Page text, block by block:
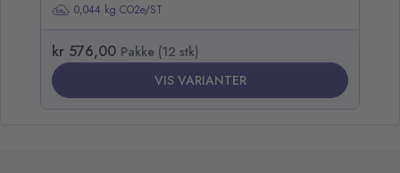
0,044 kg CO2e/ST
kr 576,00 Pakke (12 stk)
VIS VARIANTER